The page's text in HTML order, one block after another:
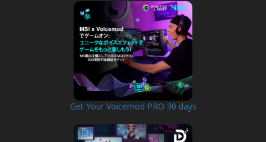
Get Your Voicemod PRO 30 days